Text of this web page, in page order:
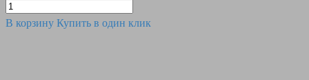
В корзину Купить в один клик